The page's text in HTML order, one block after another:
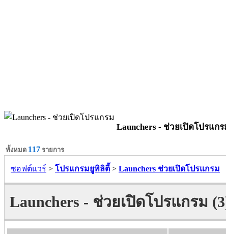
Launchers - ช่วยเปิดโปรแก
ทั้งหมด 117 รายการ
ซอฟต์แวร์ > โปรแกรมยูทิลิตี้ > Launchers ช่วยเปิดโปรแกรม
Launchers - ช่วยเปิดโปรแกรม